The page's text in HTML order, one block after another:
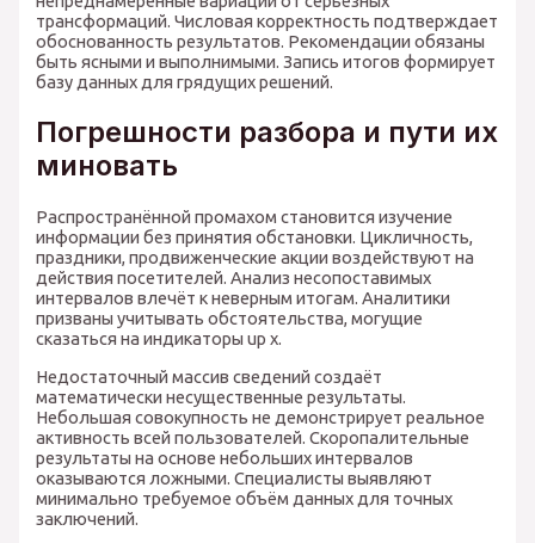
трансформаций. Числовая корректность подтверждает
обоснованность результатов. Рекомендации обязаны
быть ясными и выполнимыми. Запись итогов формирует
базу данных для грядущих решений.
Погрешности разбора и пути их
миновать
Распространённой промахом становится изучение
информации без принятия обстановки. Цикличность,
праздники, продвиженческие акции воздействуют на
действия посетителей. Анализ несопоставимых
интервалов влечёт к неверным итогам. Аналитики
призваны учитывать обстоятельства, могущие
сказаться на индикаторы up x.
Недостаточный массив сведений создаёт
математически несущественные результаты.
Небольшая совокупность не демонстрирует реальное
активность всей пользователей. Скоропалительные
результаты на основе небольших интервалов
оказываются ложными. Специалисты выявляют
минимально требуемое объём данных для точных
заключений.